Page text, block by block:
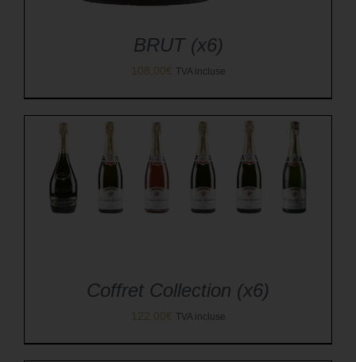
BRUT (x6)
108,00€ TVA incluse
Coffret Collection (x6)
122,00€ TVA incluse